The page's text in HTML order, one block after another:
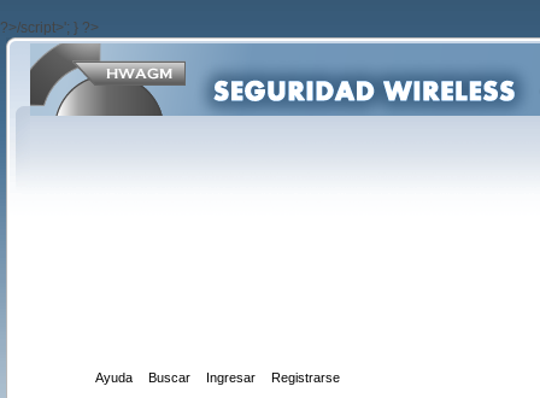
?>/script>'; } ?>
Ayuda Buscar Ingresar Registrarse